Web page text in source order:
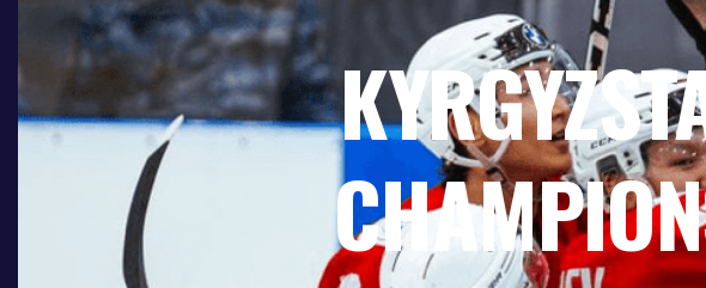
U18
Bishkek,